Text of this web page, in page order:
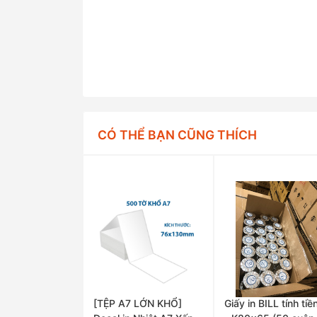
CÓ THỂ BẠN CŨNG THÍCH
[TỆP A7 LỚN KHỔ]
Giấy in BILL tính